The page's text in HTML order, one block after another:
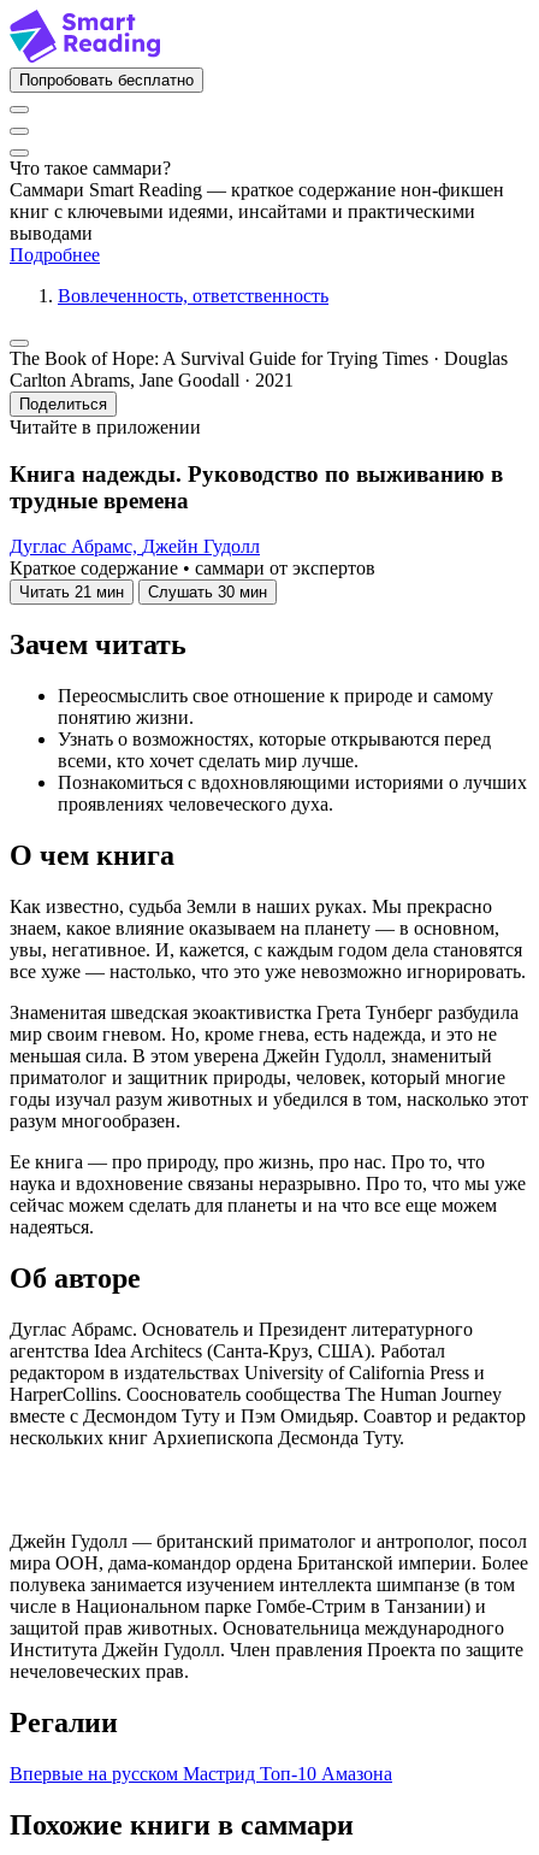
Попробовать бесплатно
Что такое саммари?
Саммари Smart Reading — краткое содержание нон-фикшен
книг с ключевыми идеями, инсайтами и практическими
выводами
Подробнее
Вовлеченность, ответственность
The Book of Hope: A Survival Guide for Trying Times · Douglas
Carlton Abrams, Jane Goodall · 2021
Поделиться
Читайте в приложении
Книга надежды. Руководство по выживанию в
трудные времена
Дуглас Абрамс, Джейн Гудолл
Краткое содержание • саммари от экспертов
Читать 21 мин Слушать 30 мин
Зачем читать
Переосмыслить свое отношение к природе и самому
понятию жизни.
Узнать о возможностях, которые открываются перед
всеми, кто хочет сделать мир лучше.
Познакомиться с вдохновляющими историями о лучших
проявлениях человеческого духа.
О чем книга
Как известно, судьба Земли в наших руках. Мы прекрасно
знаем, какое влияние оказываем на планету — в основном,
увы, негативное. И, кажется, с каждым годом дела становятся
все хуже — настолько, что это уже невозможно игнорировать.
Знаменитая шведская экоактивистка Грета Тунберг разбудила
мир своим гневом. Но, кроме гнева, есть надежда, и это не
меньшая сила. В этом уверена Джейн Гудолл, знаменитый
приматолог и защитник природы, человек, который многие
годы изучал разум животных и убедился в том, насколько этот
разум многообразен.
Ее книга — про природу, про жизнь, про нас. Про то, что
наука и вдохновение связаны неразрывно. Про то, что мы уже
сейчас можем сделать для планеты и на что все еще можем
надеяться.
Об авторе
Дуглас Абрамс. Основатель и Президент литературного
агентства Idea Architecs (Санта-Круз, США). Работал
редактором в издательствах University of California Press и
HarperCollins. Сооснователь сообщества The Human Journey
вместе с Десмондом Туту и Пэм Омидьяр. Соавтор и редактор
нескольких книг Архиепископа Десмонда Туту.
Джейн Гудолл — британский приматолог и антрополог, посол
мира ООН, дама-командор ордена Британской империи. Более
полувека занимается изучением интеллекта шимпанзе (в том
числе в Национальном парке Гомбе-Стрим в Танзании) и
защитой прав животных. Основательница международного
Института Джейн Гудолл. Член правления Проекта по защите
нечеловеческих прав.
Регалии
Впервые на русском Мастрид Топ-10 Амазона
Похожие книги в саммари